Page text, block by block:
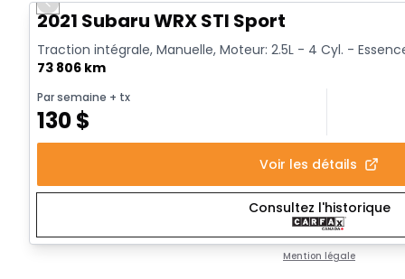
Vidéo disponible
Previous slide
2021 Subaru WRX STI Sport
Traction intégrale, Manuelle, Moteur: 2.5L - 4 Cyl. -
73 806 km
Par semaine + tx
130$
Voir les détails
Consultez l'historique
Mention légale